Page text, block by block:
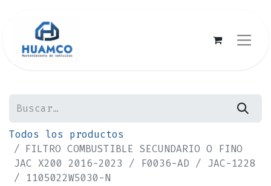
Todos los productos
FILTRO COMBUSTIBLE SECUNDARIO O FINO
JAC X200 2016-2023 / F0036-AD / JAC-1228
/ 1105022W5030-N